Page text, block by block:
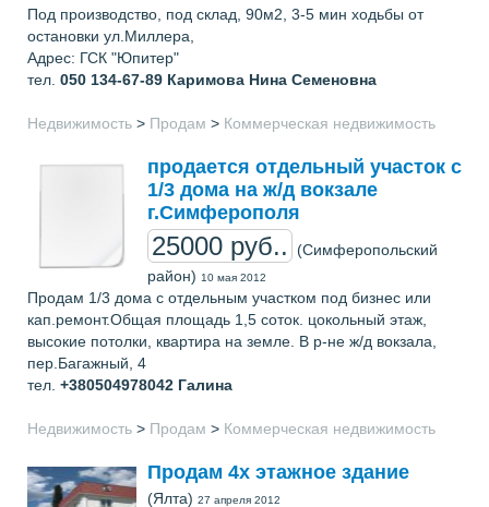
Под производство, под склад, 90м2, 3-5 мин ходьбы от
остановки ул.Миллера,
Адрес: ГСК "Юпитер"
тел. 050 134-67-89 Каримова Нина Семеновна
Недвижимость > Продам > Коммерческая недвижимость
продается отдельный участок с
1/3 дома на ж/д вокзале
г.Симферополя
25000 руб..
(Симферопольский
район) 10 мая 2012
Продам 1/3 дома с отдельным участком под бизнес или
кап.ремонт.Общая площадь 1,5 соток. цокольный этаж,
высокие потолки, квартира на земле. В р-не ж/д вокзала,
пер.Багажный, 4
тел. +380504978042 Галина
Недвижимость > Продам > Коммерческая недвижимость
Продам 4х этажное здание
(Ялта) 27 апреля 2012